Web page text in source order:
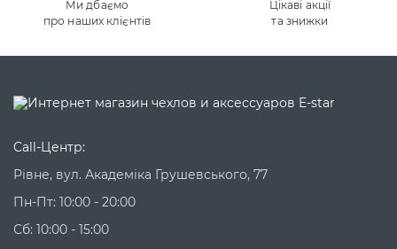
Ми дбаємо
про наших клієнтів
Цікаві акції
та знижки
Call-Центр:
Рівне, вул. Академіка Грушевського, 77
Пн-Пт: 10:00 - 20:00
Сб: 10:00 - 15:00